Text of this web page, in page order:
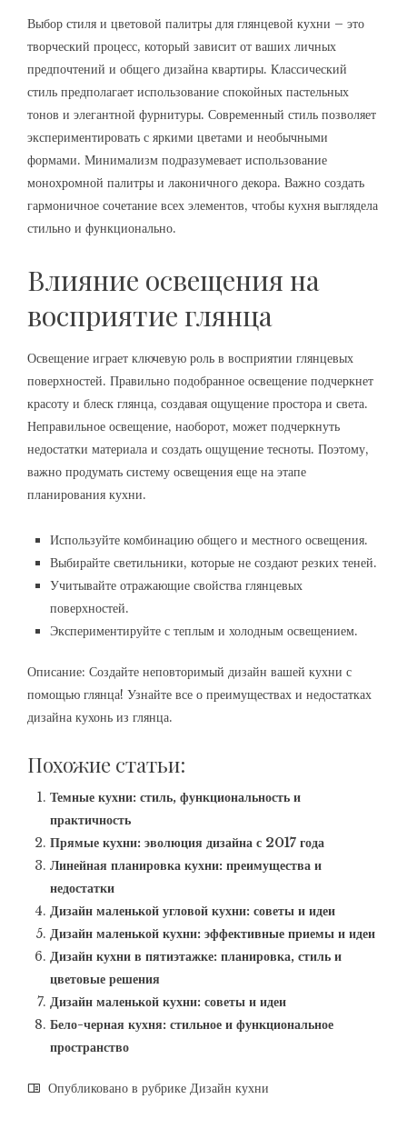
Выбор стиля и цветовой палитры для глянцевой кухни – это
творческий процесс, который зависит от ваших личных
предпочтений и общего дизайна квартиры. Классический
стиль предполагает использование спокойных пастельных
тонов и элегантной фурнитуры. Современный стиль позволяет
экспериментировать с яркими цветами и необычными
формами. Минимализм подразумевает использование
монохромной палитры и лаконичного декора. Важно создать
гармоничное сочетание всех элементов, чтобы кухня выглядела
стильно и функционально.
Влияние освещения на
восприятие глянца
Освещение играет ключевую роль в восприятии глянцевых
поверхностей. Правильно подобранное освещение подчеркнет
красоту и блеск глянца, создавая ощущение простора и света.
Неправильное освещение, наоборот, может подчеркнуть
недостатки материала и создать ощущение тесноты. Поэтому,
важно продумать систему освещения еще на этапе
планирования кухни.
Используйте комбинацию общего и местного освещения.
Выбирайте светильники, которые не создают резких теней.
Учитывайте отражающие свойства глянцевых
поверхностей.
Экспериментируйте с теплым и холодным освещением.
Описание: Создайте неповторимый дизайн вашей кухни с
помощью глянца! Узнайте все о преимуществах и недостатках
дизайна кухонь из глянца.
Похожие статьи:
Темные кухни: стиль, функциональность и
практичность
Прямые кухни: эволюция дизайна с 2017 года
Линейная планировка кухни: преимущества и
недостатки
Дизайн маленькой угловой кухни: советы и идеи
Дизайн маленькой кухни: эффективные приемы и идеи
Дизайн кухни в пятиэтажке: планировка, стиль и
цветовые решения
Дизайн маленькой кухни: советы и идеи
Бело-черная кухня: стильное и функциональное
пространство
Опубликовано в рубрике Дизайн кухни